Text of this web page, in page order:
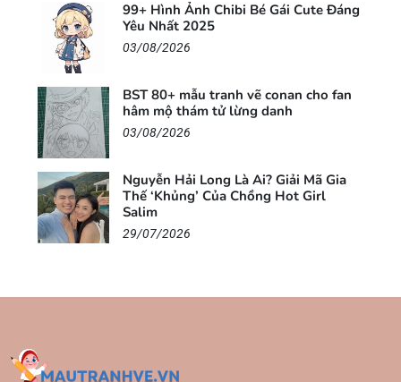
99+ Hình Ảnh Chibi Bé Gái Cute Đáng
Yêu Nhất 2025
03/08/2026
BST 80+ mẫu tranh vẽ conan cho fan
hâm mộ thám tử lừng danh
03/08/2026
Nguyễn Hải Long Là Ai? Giải Mã Gia
Thế ‘Khủng’ Của Chồng Hot Girl
Salim
29/07/2026